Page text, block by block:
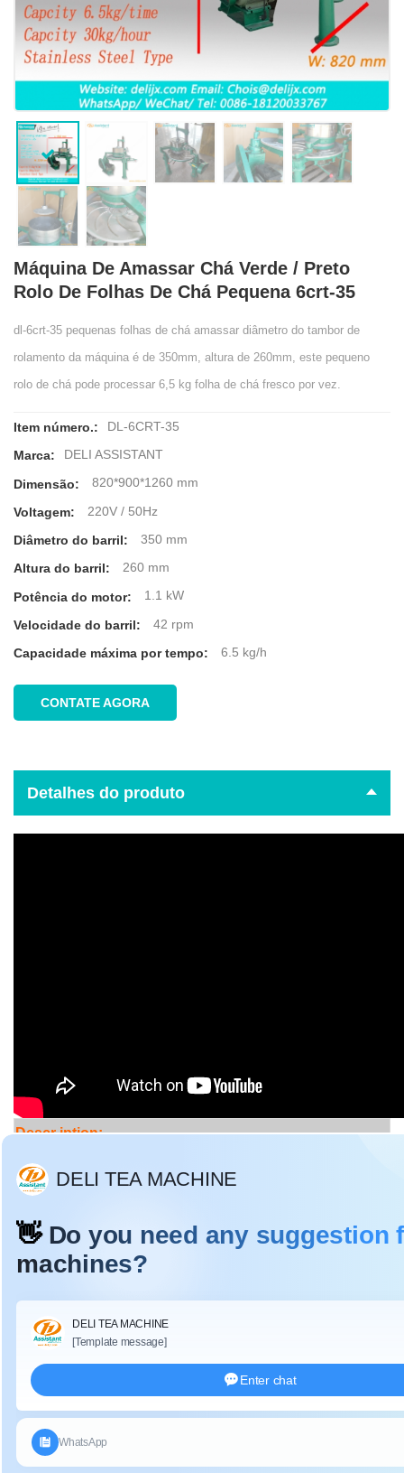
Máquina De Amassar Chá Verde / Preto
Rolo De Folhas De Chá Pequena 6crt-35
dl-6crt-35 pequenas folhas de chá amassar diâmetro do tambor de
rolamento da máquina é de 350mm, altura de 260mm, este pequeno
rolo de chá pode processar 6,5 kg folha de chá fresco por vez.
Item número.: DL-6CRT-35
Marca: DELI ASSISTANT
Dimensão: 820*900*1260 mm
Voltagem: 220V / 50Hz
Diâmetro do barril: 350 mm
Altura do barril: 260 mm
Potência do motor: 1.1 kW
Velocidade do barril: 42 rpm
Capacidade máxima por tempo: 6.5 kg/h
CONTATE AGORA
Detalhes do produto
Description:
Para o chá não fermentado, como o chá verde: a principal
da força externa, máquina de fazer chá faz as folhas
esmagar e luz, o rolo de chá se transforma em uma forma
Para chá fermentado, como chá preto: Através da força
externa da máquina de amassar chá, o suco da folha de
chá transborda, as células do chá são danificadas, acelera
a oxidação enzimática dos compostos polifenólicos,